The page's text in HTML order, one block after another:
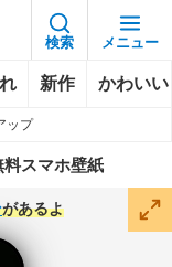
検索 メニュー
新作 かわいい
ップ
スマホ壁紙
があるよ